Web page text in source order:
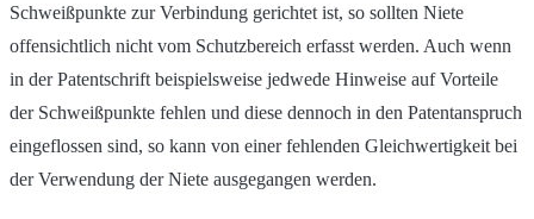
Schweißpunkte zur Verbindung gerichtet ist, so sollten Niete
offensichtlich nicht vom Schutzbereich erfasst werden. Auch wenn
in der Patentschrift beispielsweise jedwede Hinweise auf Vorteile
der Schweißpunkte fehlen und diese dennoch in den Patentanspruch
eingeflossen sind, so kann von einer fehlenden Gleichwertigkeit bei
der Verwendung der Niete ausgegangen werden.